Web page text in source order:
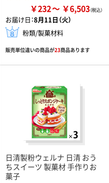
￥232 ￥6,503
お届け日：8月11日（火）
粉類/製菓材料
販売単位違いの商品が23商品あります
日清製粉ウェルナ 日清 おう
ちスイーツ 製菓材 手作りお
菓子